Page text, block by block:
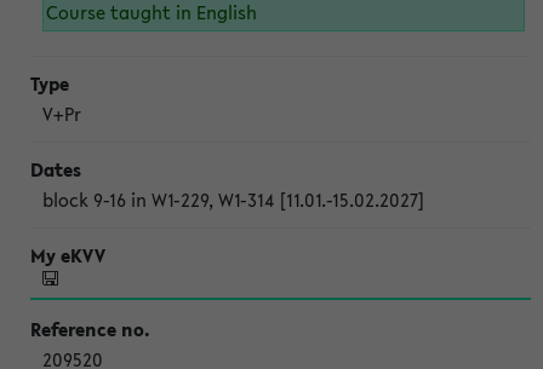
Course taught in English
V+Pr
block 9-16 in W1-229, W1-314 [11.01.-15.02.2027]
209520